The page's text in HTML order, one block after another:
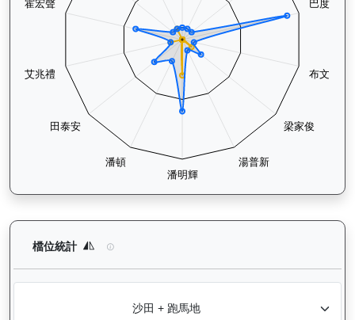
檔位統計 威威父子（H419）— 檔位統計分析：查看馬匹